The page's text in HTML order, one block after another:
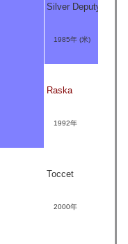
Silver Deputy
1985年 (米)
Raska
1992年
Toccet
2000年